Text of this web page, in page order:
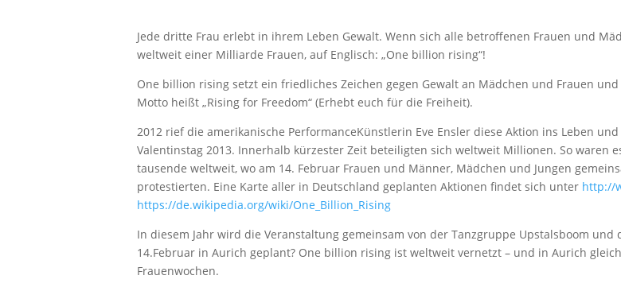
Jede dritte Frau erlebt in ihrem Leben Gewalt. Wenn sich alle betroffenen Frauen und
weltweit einer Milliarde Frauen, auf Englisch: „One billion rising“!
One billion rising setzt ein friedliches Zeichen gegen Gewalt an Mädchen und Frauen
Motto heißt „Rising for Freedom“ (Erhebt euch für die Freiheit).
2012 rief die amerikanische PerformanceKünstlerin Eve Ensler diese Aktion ins Leben
Valentinstag 2013. Innerhalb kürzester Zeit beteiligten sich weltweit Millionen. So waren
tausende weltweit, wo am 14. Februar Frauen und Männer, Mädchen und Jungen
protestierten. Eine Karte aller in Deutschland geplanten Aktionen findet sich unter http://
https://de.wikipedia.org/wiki/One_Billion_Rising
In diesem Jahr wird die Veranstaltung gemeinsam von der Tanzgruppe Upstalsboom
14.Februar in Aurich geplant? One billion rising ist weltweit vernetzt – und in Aurich
Frauenwochen.